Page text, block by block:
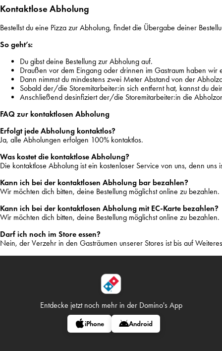
Kontaktlose Abholung
Bestellst du eine Pizza zur Abholung, findet die Übergabe deiner
So geht’s:
Du gibst deine Bestellung zur Abholung auf.
Draußen vor dem Eingang oder drinnen im Gastraum haben wir
Dann nimmst du mindestens zwei Meter Abstand von der
Sobald der/die Storemitarbeiter:in sich entfernt hat, kannst du
Anschließend desinfiziert der/die Storemitarbeiter:in die
FAQ zur kontaktlosen Abholung
Erfolgt jede Abholung kontaktlos?
Ja, alle Abholungen erfolgen 100% kontaktlos.
Was kostet die kontaktlose Abholung?
Die kontaktlose Abholung ist ein kostenloser Service von uns, denn
Kann ich bei der kontaktlosen Abholung bar bezahlen?
Wir möchten dich bitten, deine Bestellung möglichst online zu
Kann ich bei der kontaktlosen Abholung mit EC-Karte bezahlen?
Wir möchten dich bitten, deine Bestellung möglichst online zu
Darf ich noch im Store essen?
Nein, der Verzehr in den Gasträumen unserer Stores ist bis auf
Entdecke jetzt noch mehr in der Domino's App
iPhone Android